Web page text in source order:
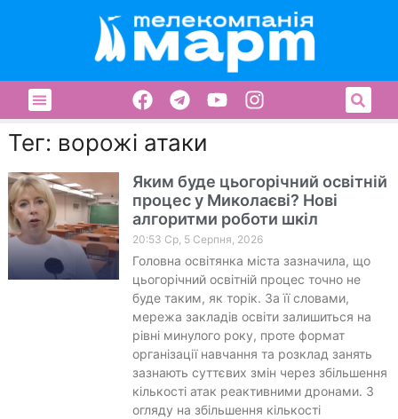
Тег: ворожі атаки
Яким буде цьогорічний освітній
процес у Миколаєві? Нові
алгоритми роботи шкіл
20:53 Ср, 5 Серпня, 2026
Головна освітянка міста зазначила, що
цьогорічний освітній процес точно не
буде таким, як торік. За її словами,
мережа закладів освіти залишиться на
рівні минулого року, проте формат
організації навчання та розклад занять
зазнають суттєвих змін через збільшення
кількості атак реактивними дронами. З
огляду на збільшення кількості